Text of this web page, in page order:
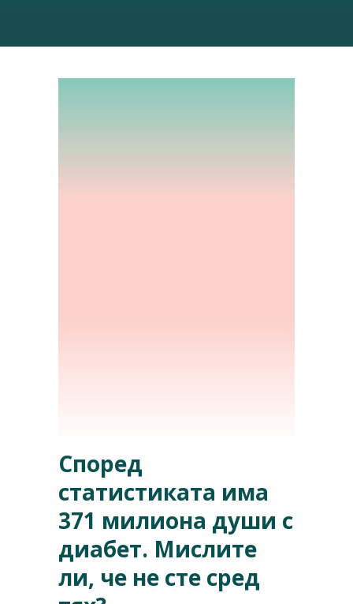
Според
статистиката има
371 милиона души с
диабет. Мислите
ли, че не сте сред